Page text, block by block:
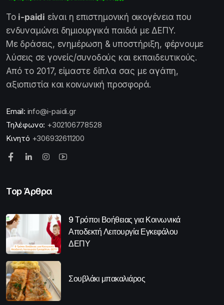
Το i-paidi είναι η επιστημονική οικογένεια που
ενδυναμώνει δημιουργικά παιδιά με ΔΕΠΥ.
Με δράσεις, ενημέρωση & υποστήριξη, φέρνουμε
λύσεις σε γονείς/συνοδούς και εκπαιδευτικούς.
Από το 2017, είμαστε δίπλα σας με αγάπη,
αξιοπιστία και κοινωνική προσφορά.
Email: info@i-paidi.gr
Τηλέφωνο: +302106778528
Κινητό +306932611200
Top Άρθρα
9 Τρόποι Βοήθειας για Κοινωνικά
Αποδεκτή Λειτουργία Εγκεφάλου
ΔΕΠΥ
Σουβλάκι μπακαλιάρος